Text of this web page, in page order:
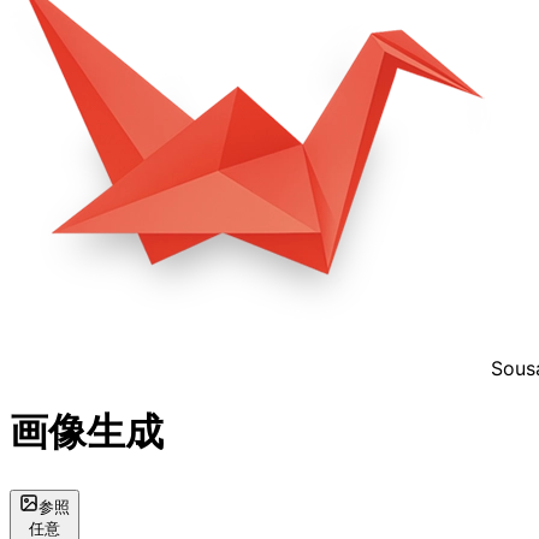
画像生成
参照
任意